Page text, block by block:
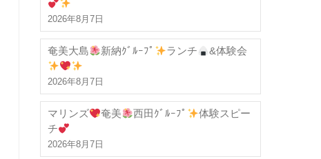
2026年8月7日
奄美大島 新納ｸﾞﾙｰﾌﾟ ランチ &体験会
2026年8月7日
マリンズ 奄美 西田ｸﾞﾙｰﾌﾟ
体験スピー
チ
2026年8月7日